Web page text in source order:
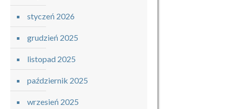
styczeń 2026
grudzień 2025
listopad 2025
październik 2025
wrzesień 2025